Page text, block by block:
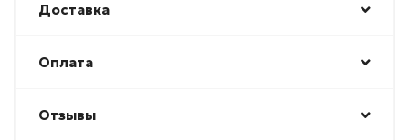
Доставка
Оплата
Отзывы